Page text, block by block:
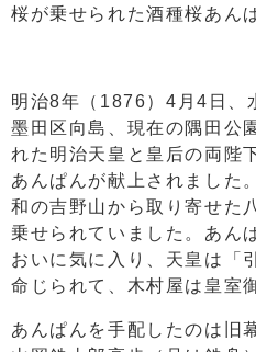
桜が乗せられた酒種桜あん
明治8年（1876）4月4日、
墨田区向島、現在の隅田公
れた明治天皇と皇后の両陛
あんぱんが献上されました
和の吉野山から取り寄せた
乗せられていました。あん
おいに気に入り、天皇は「
命じられて、木村屋は皇室
あんぱんを手配したのは旧